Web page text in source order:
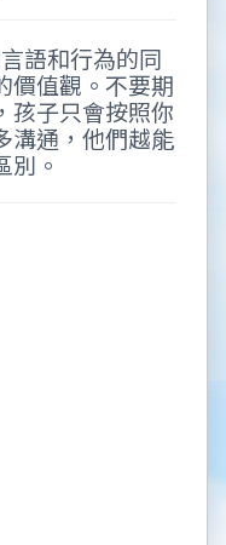
語和行為的同
價值觀。不要期
孩子只會按照你
溝通，他們越能
別。